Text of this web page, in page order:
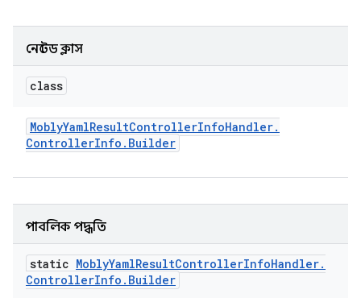
নেস্টেড ক্লাস
class
MoblyYamlResultControllerInfoHandler.
ControllerInfo . Builder
পাবলিক পদ্ধতি
static MoblyYamlResultControllerInfoHandler.
ControllerInfo . Builder